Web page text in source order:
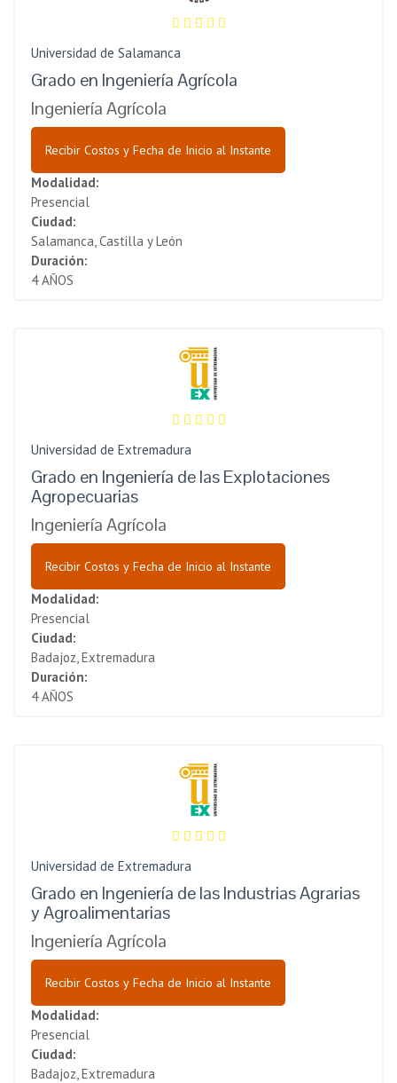
Universidad de Salamanca
Grado en Ingeniería Agrícola
Ingeniería Agrícola
Recibir Costos y Fecha de Inicio al Instante
Modalidad:
Presencial
Ciudad:
Salamanca, Castilla y León
Duración:
4 AÑOS
Universidad de Extremadura
Grado en Ingeniería de las Explotaciones
Agropecuarias
Ingeniería Agrícola
Recibir Costos y Fecha de Inicio al Instante
Modalidad:
Presencial
Ciudad:
Badajoz, Extremadura
Duración:
4 AÑOS
Universidad de Extremadura
Grado en Ingeniería de las Industrias Agrarias
y Agroalimentarias
Ingeniería Agrícola
Recibir Costos y Fecha de Inicio al Instante
Modalidad:
Presencial
Ciudad:
Badajoz, Extremadura